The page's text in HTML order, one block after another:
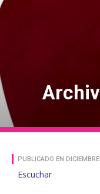
PUBLICADO EN
Escuchar